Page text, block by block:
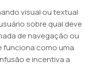
visual ou textual
sobre qual deve
de navegação ou
funciona como uma
e incentiva a